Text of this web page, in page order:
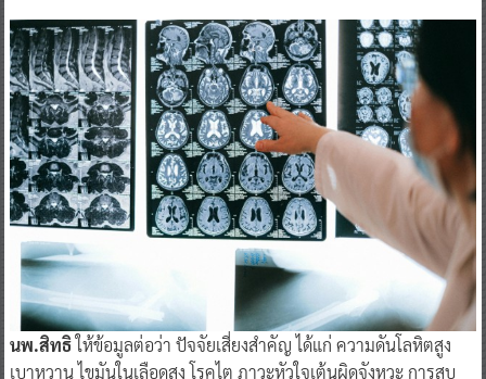
นพ.สิทธิให้ข้อมูลต่อว่า ปัจจัยเสี่ยงสำคัญ ได้แก่ ความดันโลหิตสูง
เบาหวาน ไขมันในเลือดสูง โรคไต ภาวะหัวใจเต้นผิดจังหวะ การสูบ